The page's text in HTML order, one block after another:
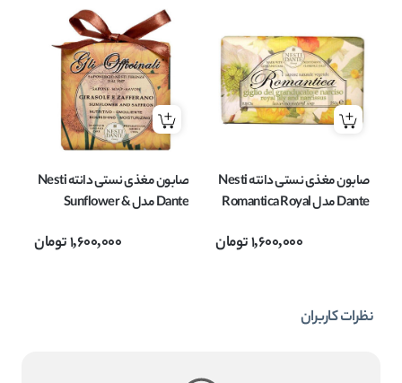
صابون مغذی نستی دانته Nesti
Dante مدل Romantica Royal
1,600,000تومان
صابون مغذی نستی دانته Nesti
Dante مدل Sunflower &
1,600,000تومان
نظرات کاربران